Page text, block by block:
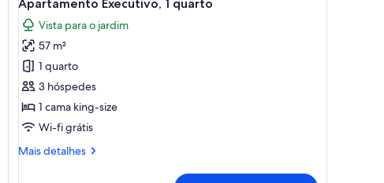
todas
as
imagens
de
Apartamento
Executivo,
1
Apartamento Executivo, 1 quarto
Vista para o jardim
57 m²
1 quarto
3 hóspedes
1 cama king-size
Wi-fi grátis
Mais detalhes
Mais